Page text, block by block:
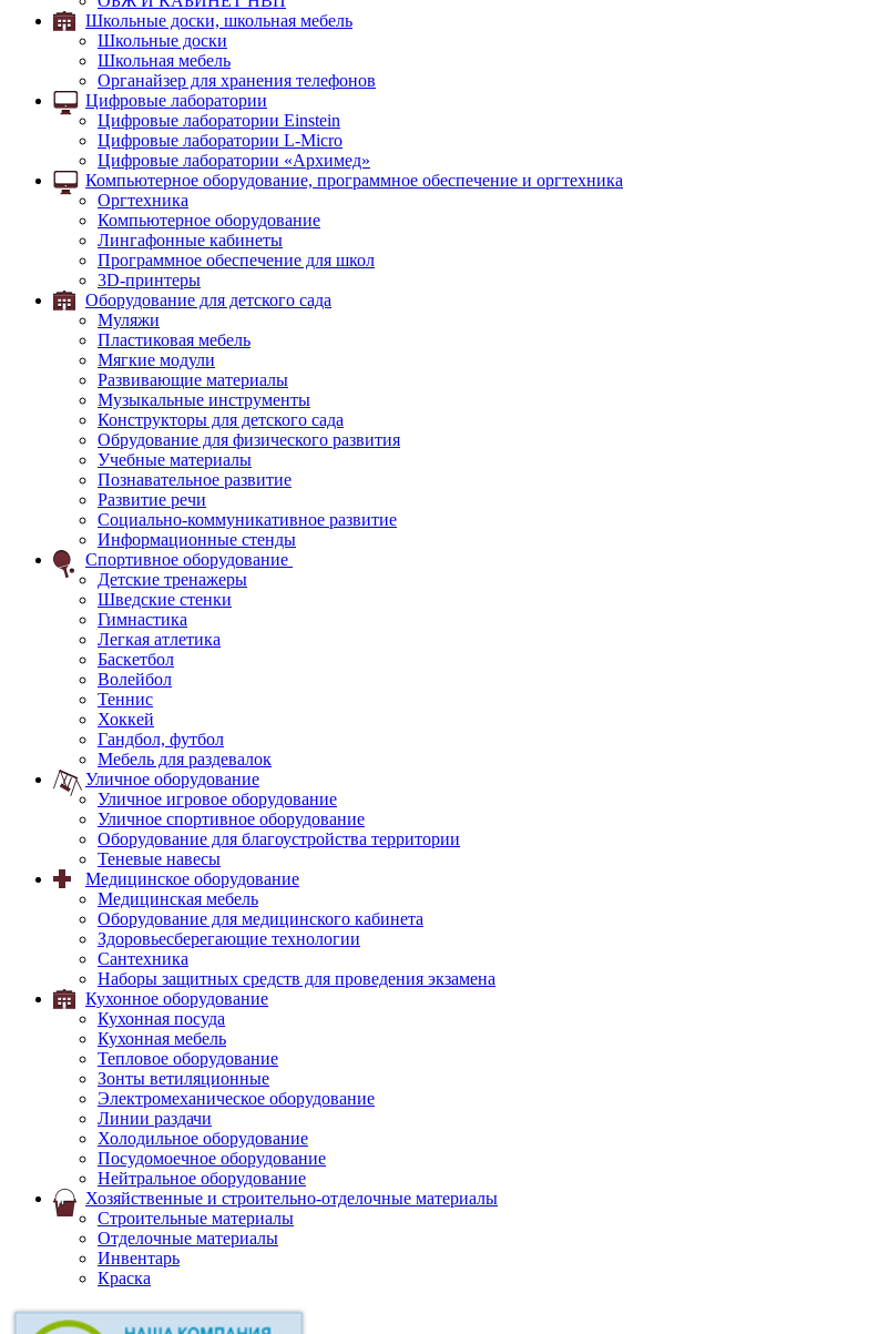
Школьные доски, школьная мебель
Школьные доски
Школьная мебель
Органайзер для хранения телефонов
Цифровые лаборатории
Цифровые лаборатории Einstein
Цифровые лаборатории L-Micro
Цифровые лаборатории «Архимед»
Компьютерное оборудование, программное обеспечение и оргтехника
Оргтехника
Компьютерное оборудование
Лингафонные кабинеты
Программное обеспечение для школ
3D-принтеры
Оборудование для детского сада
Муляжи
Пластиковая мебель
Мягкие модули
Развивающие материалы
Музыкальные инструменты
Конструкторы для детского сада
Обрудование для физического развития
Учебные материалы
Познавательное развитие
Развитие речи
Социально-коммуникативное развитие
Информационные стенды
Спортивное оборудование
Детские тренажеры
Шведские стенки
Гимнастика
Легкая атлетика
Баскетбол
Волейбол
Теннис
Хоккей
Гандбол, футбол
Мебель для раздевалок
Уличное оборудование
Уличное игровое оборудование
Уличное спортивное оборудование
Оборудование для благоустройства территории
Теневые навесы
Медицинское оборудование
Медицинская мебель
Оборудование для медицинского кабинета
Здоровьесберегающие технологии
Сантехника
Наборы защитных средств для проведения экзамена
Кухонное оборудование
Кухонная посуда
Кухонная мебель
Тепловое оборудование
Зонты ветиляционные
Электромеханическое оборудование
Линии раздачи
Холодильное оборудование
Посудомоечное оборудование
Нейтральное оборудование
Хозяйственные и строительно-отделочные материалы
Строительные материалы
Отделочные материалы
Инвентарь
Краска